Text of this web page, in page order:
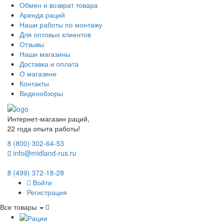
Обмен и возврат товара
Аренда раций
Наши работы по монтажу
Для оптовых клиентов
Отзывы
Наши магазины
Доставка и оплата
О магазине
Контакты
Видеообзоры
Интернет-магазин раций,
22 года опыта работы!
8 (800) 302-64-53
info@midland-rus.ru
8 (499) 372-18-28
Войти
Регистрация
Все товары